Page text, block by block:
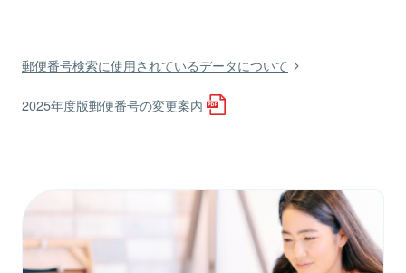
郵便番号検索に使用されているデータについて
2025年度版郵便番号の変更案内